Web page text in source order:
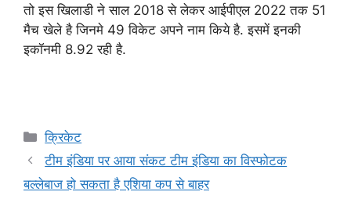
तो इस खिलाडी ने साल 2018 से लेकर आईपीएल 2022 तक 51
मैच खेले है जिनमे 49 विकेट अपने नाम किये है. इसमें इनकी
इकॉनमी 8.92 रही है.
Categories
क्रिकेट
टीम इंडिया पर आया संकट टीम इंडिया का विस्फोटक
बल्लेबाज हो सकता है एशिया कप से बाहर